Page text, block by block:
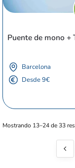
Puente de mono +
Barcelona
Desde 9€
Mostrando 13–24 de 33